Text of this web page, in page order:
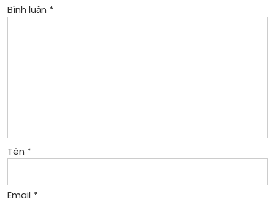
Bình luận *
Tên *
Email *